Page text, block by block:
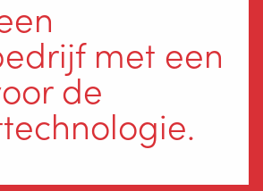
met een
de